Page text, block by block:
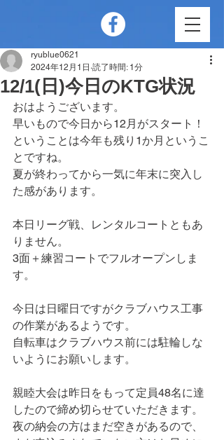
12/1(日)今日のKTG状況
ryublue0621
2024年12月1日 読了時間: 1分
おはようございます。
早いもので今日から12月がスタート！
ということは今年も残り1か月というこ
とですね。
夏が終わってから一気に年末に突入し
た感があります。
本日リーグ戦、レンタルコートともあ
りません。
3面＋練習コートでフルオープンしま
す。
今日は日曜日ですがクラブハウス工事
の作業があるようです。
自転車はクラブハウス前には駐輪しな
いようにお願いします。
親睦大会は昨日をもって定員48名に達
したので締め切らせていただきます。
夜の納会の方はまだ空きがあるので、